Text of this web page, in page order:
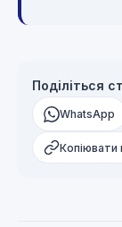
Поділіться
WhatsApp
Копіювати